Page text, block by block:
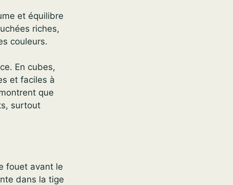
et équilibre
riches,
couleurs.
En cubes,
et faciles à
que
surtout
fouet avant le
dans la tige